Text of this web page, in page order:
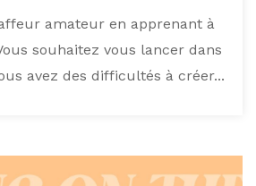
amateur en apprenant à
souhaitez vous lancer dans
avez des difficultés à créer...